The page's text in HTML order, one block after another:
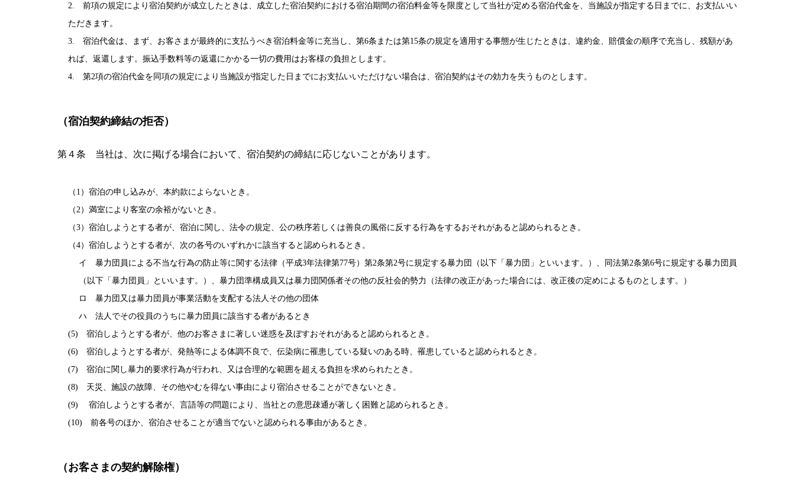
2. 前項の規定により宿泊契約が成立したときは、成立した宿泊契約における宿泊期間の宿泊料金等を限度として当社が定める宿泊代金を、当施設が指定する日までに、お支払いい
ただきます。
3. 宿泊代金は、まず、お客さまが最終的に支払うべき宿泊料金等に充当し、第6条または第15条の規定を適用する事態が生じたときは、違約金、賠償金の順序で充当し、残額があ
れば、返還します。振込手数料等の返還にかかる一切の費用はお客様の負担とします。
4. 第2項の宿泊代金を同項の規定により当施設が指定した日までにお支払いいただけない場合は、宿泊契約はその効力を失うものとします。
（宿泊契約締結の拒否）
第４条 当社は、次に掲げる場合において、宿泊契約の締結に応じないことがあります。
（1）宿泊の申し込みが、本約款によらないとき。
（2）満室により客室の余裕がないとき。
（3）宿泊しようとする者が、宿泊に関し、法令の規定、公の秩序若しくは善良の風俗に反する行為をするおそれがあると認められるとき。
（4）宿泊しようとする者が、次の各号のいずれかに該当すると認められるとき。
イ 暴力団員による不当な行為の防止等に関する法律（平成3年法律第77号）第2条第2号に規定する暴力団（以下「暴力団」といいます。）、同法第2条第6号に規定する暴力団員
（以下「暴力団員」といいます。）、暴力団準構成員又は暴力団関係者その他の反社会的勢力（法律の改正があった場合には、改正後の定めによるものとします。）
ロ 暴力団又は暴力団員が事業活動を支配する法人その他の団体
ハ 法人でその役員のうちに暴力団員に該当する者があるとき
(5) 宿泊しようとする者が、他のお客さまに著しい迷惑を及ぼすおそれがあると認められるとき。
(6) 宿泊しようとする者が、発熱等による体調不良で、伝染病に罹患している疑いのある時、罹患していると認められるとき。
(7) 宿泊に関し暴力的要求行為が行われ、又は合理的な範囲を超える負担を求められたとき。
(8) 天災、施設の故障、その他やむを得ない事由により宿泊させることができないとき。
(9) 宿泊しようとする者が、言語等の問題により、当社との意思疎通が著しく困難と認められるとき。
(10) 前各号のほか、宿泊させることが適当でないと認められる事由があるとき。
（お客さまの契約解除権）